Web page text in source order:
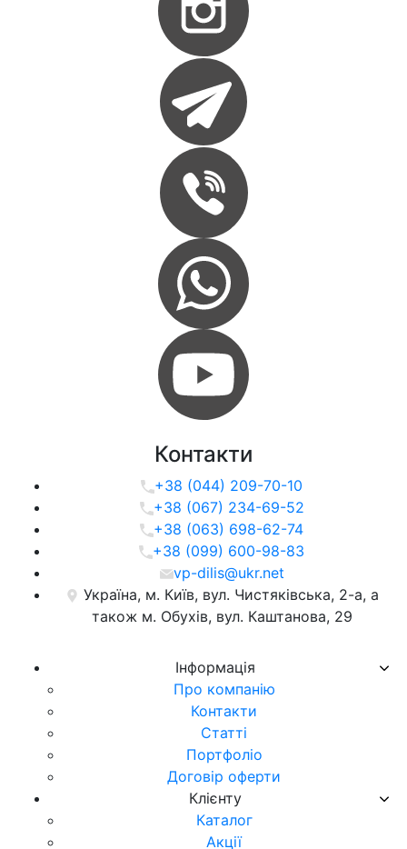
Iнформацiя
Про компанiю
Контакти
Статті
Портфоліо
Договір оферти
Клієнту
Каталог
Акції
Контакти
+38 (044) 209-70-10
+38 (067) 234-69-52
+38 (063) 698-62-74
+38 (099) 600-98-83
vp-dilis@ukr.net
Україна, м. Київ, вул. Чистяківська, 2-а, а
також м. Обухів, вул. Каштанова, 29